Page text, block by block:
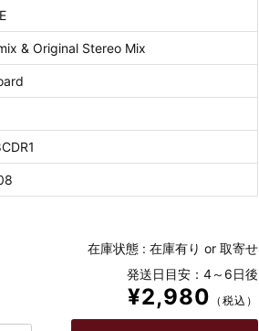
& Original Stereo Mix
在庫状態 : 在庫有り or 取寄せ
発送日目安：4～6日後
¥2,980 （税込）